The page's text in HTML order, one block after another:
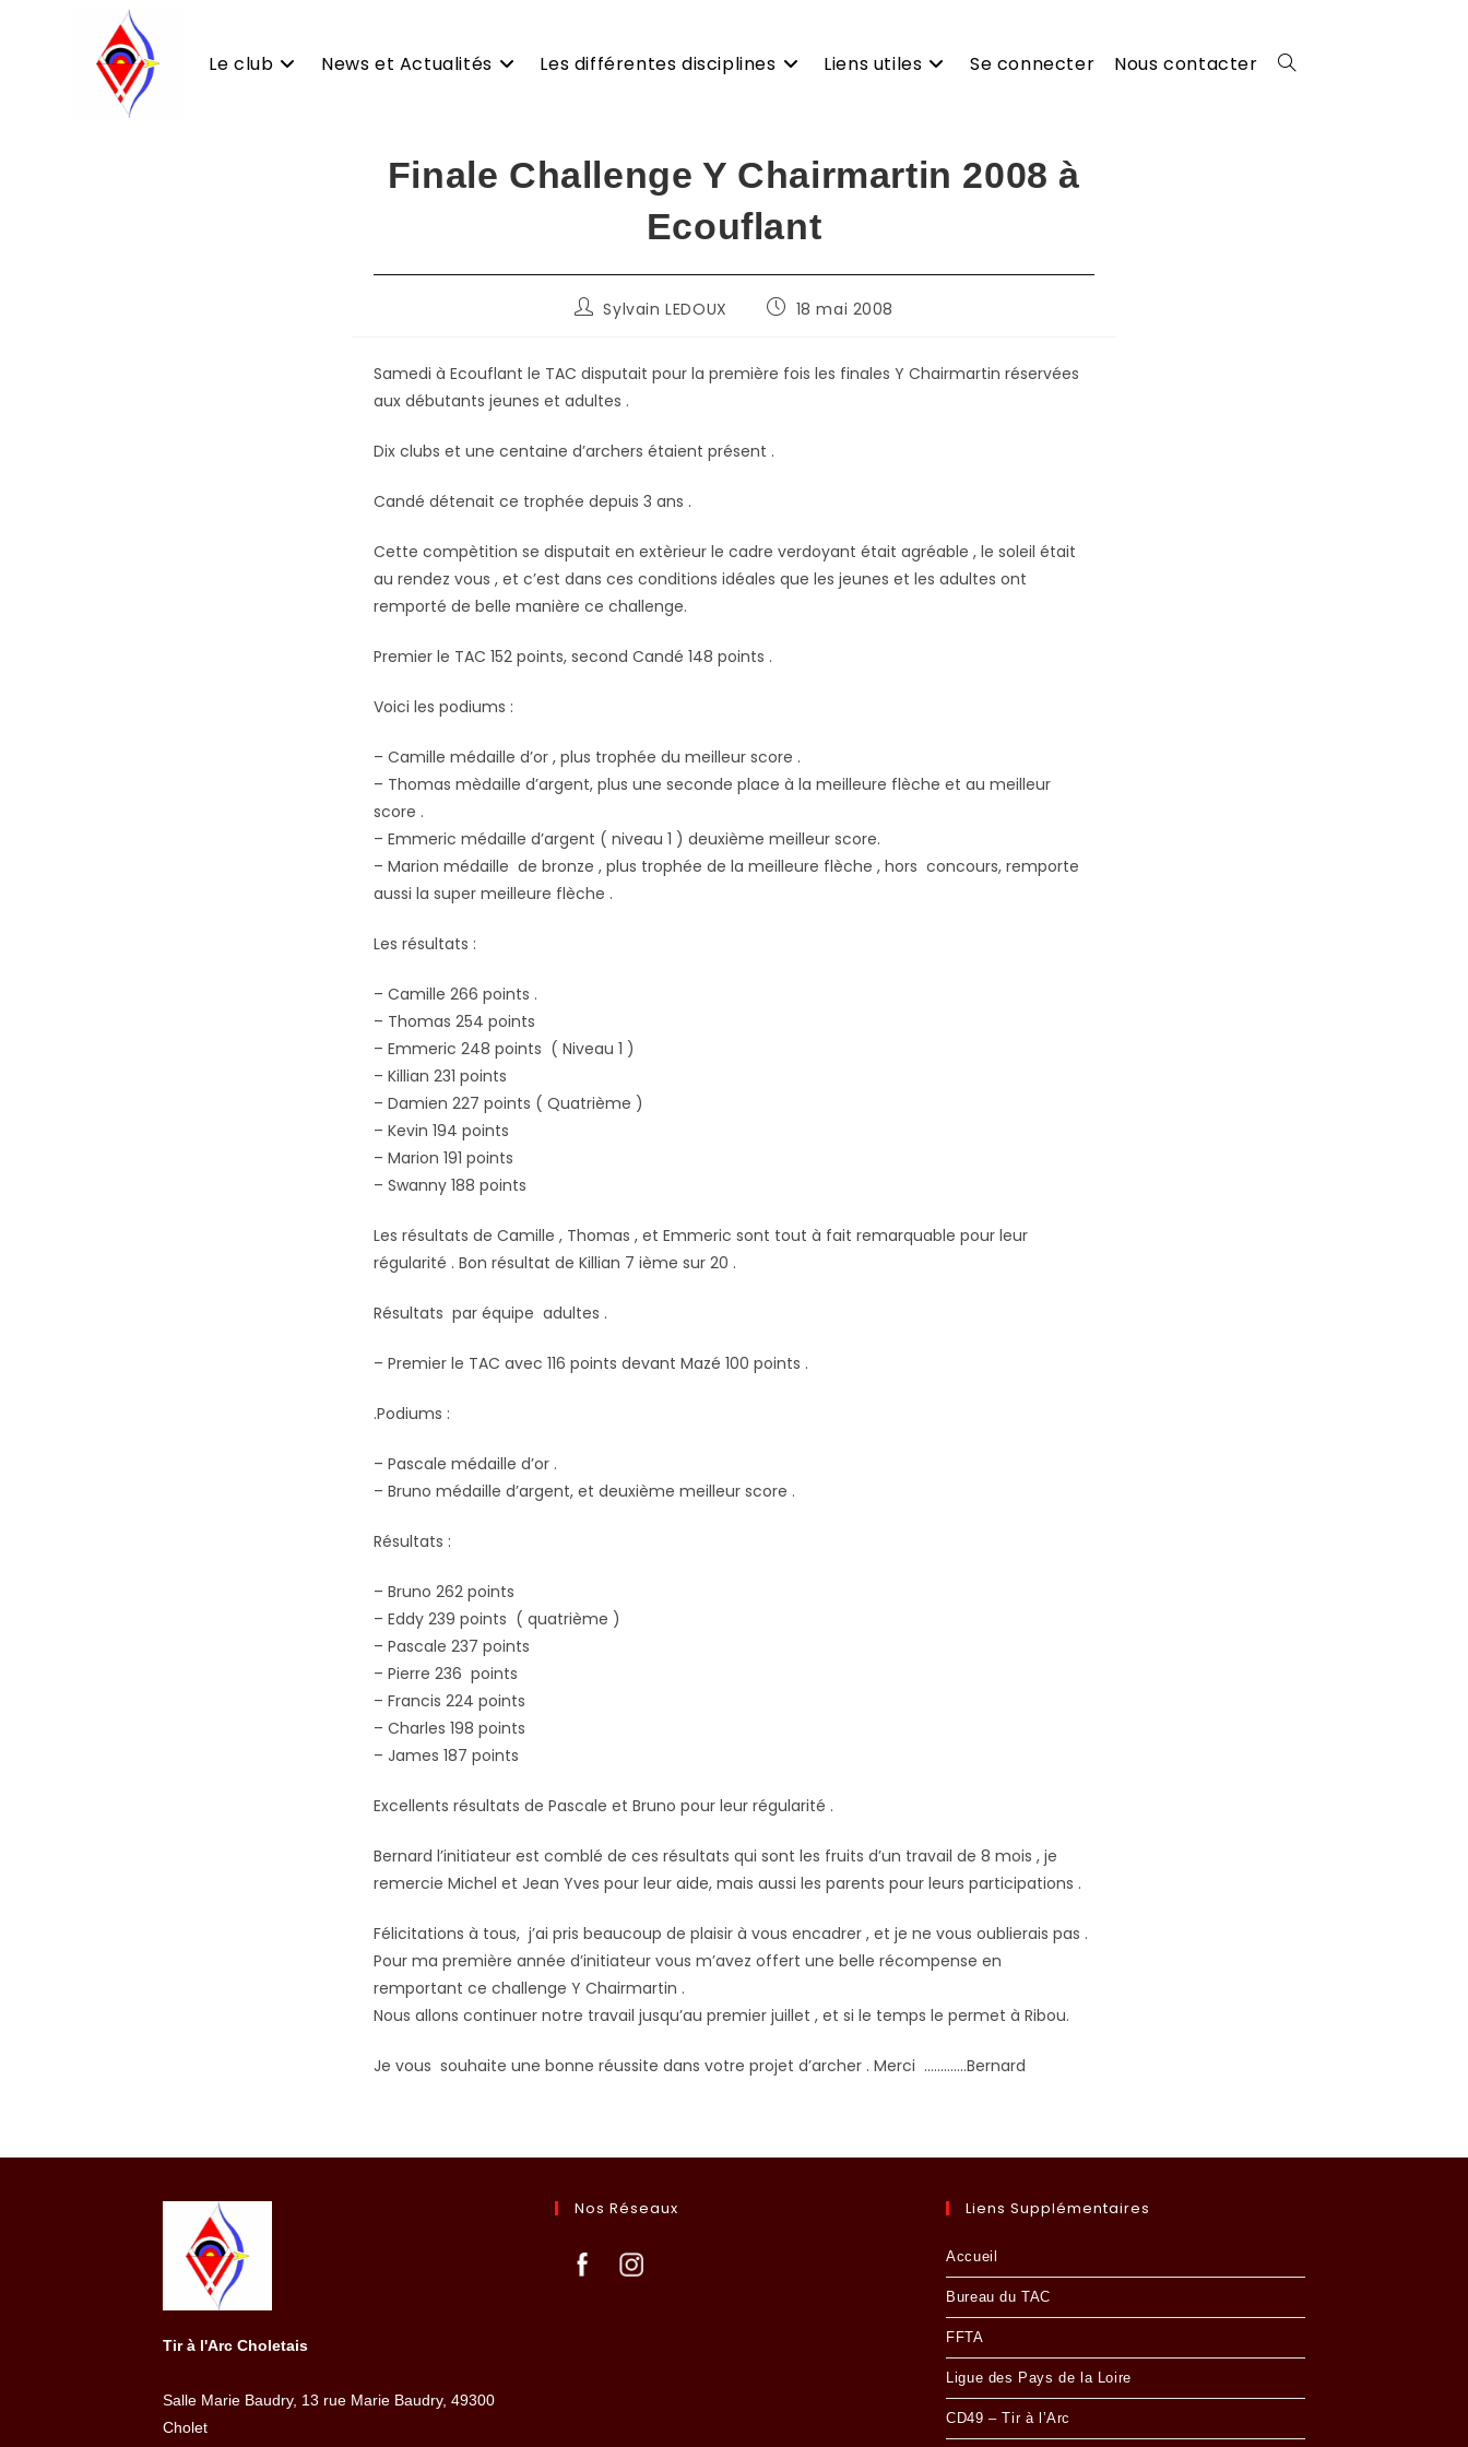
Le club News et Actualités Les différentes disciplines Liens utiles Se connecter Nous contacter Toggle
Finale Challenge Y Chairmartin 2008 à
Ecouflant
Auteur/autrice
publication :
Sylvain LEDOUX
Publication
18 mai 2008
Samedi à Ecouflant le TAC disputait pour la première fois les finales Y Chairmartin réservées
aux débutants jeunes et adultes .
Dix clubs et une centaine d’archers étaient présent .
Candé détenait ce trophée depuis 3 ans .
Cette compètition se disputait en extèrieur le cadre verdoyant était agréable , le soleil était
au rendez vous , et c’est dans ces conditions idéales que les jeunes et les adultes ont
remporté de belle manière ce challenge.
Premier le TAC 152 points, second Candé 148 points .
Voici les podiums :
– Camille médaille d’or , plus trophée du meilleur score .
– Thomas mèdaille d’argent, plus une seconde place à la meilleure flèche et au meilleur
score .
– Emmeric médaille d’argent ( niveau 1 ) deuxième meilleur score.
– Marion médaille de bronze , plus trophée de la meilleure flèche , hors concours, remporte
aussi la super meilleure flèche .
Les résultats :
– Camille 266 points .
– Thomas 254 points
– Emmeric 248 points ( Niveau 1 )
– Killian 231 points
– Damien 227 points ( Quatrième )
– Kevin 194 points
– Marion 191 points
– Swanny 188 points
Les résultats de Camille , Thomas , et Emmeric sont tout à fait remarquable pour leur
régularité . Bon résultat de Killian 7 ième sur 20 .
Résultats par équipe adultes .
– Premier le TAC avec 116 points devant Mazé 100 points .
.Podiums :
– Pascale médaille d’or .
– Bruno médaille d’argent, et deuxième meilleur score .
Résultats :
– Bruno 262 points
– Eddy 239 points ( quatrième )
– Pascale 237 points
– Pierre 236 points
– Francis 224 points
– Charles 198 points
– James 187 points
Excellents résultats de Pascale et Bruno pour leur régularité .
Bernard l’initiateur est comblé de ces résultats qui sont les fruits d’un travail de 8 mois , je
remercie Michel et Jean Yves pour leur aide, mais aussi les parents pour leurs participations .
Félicitations à tous, j’ai pris beaucoup de plaisir à vous encadrer , et je ne vous oublierais pas .
Pour ma première année d’initiateur vous m’avez offert une belle récompense en
remportant ce challenge Y Chairmartin .
Nous allons continuer notre travail jusqu’au premier juillet , et si le temps le permet à Ribou.
Je vous souhaite une bonne réussite dans votre projet d’archer . Merci ………….Bernard
Tir à l'Arc Choletais
Salle Marie Baudry, 13 rue Marie Baudry, 49300
Cholet
Nos Réseaux Liens Supplémentaires
Accueil
Bureau du TAC
FFTA
Ligue des Pays de la Loire
CD49 – Tir à l’Arc